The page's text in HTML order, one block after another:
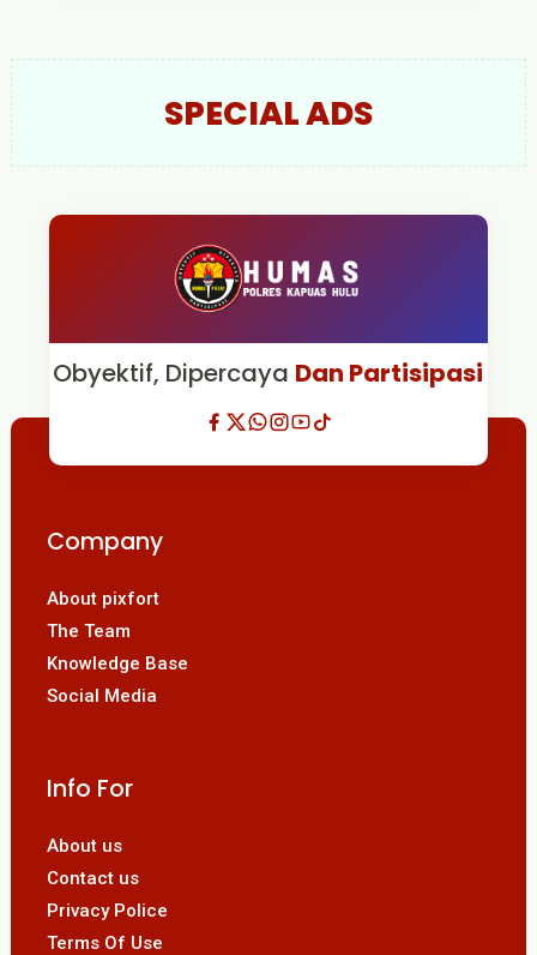
SPECIAL ADS
Obyektif, Dipercaya Dan Partisipasi
Company
About pixfort
The Team
Knowledge Base
Social Media
Info For
About us
Contact us
Privacy Police
Terms Of Use